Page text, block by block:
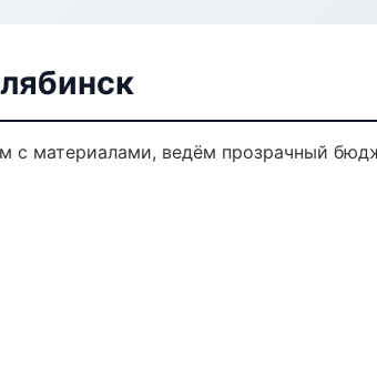
с материалами, ведём прозрачный